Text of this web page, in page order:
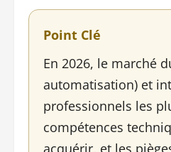
Point Clé
En 2026, le marché
automatisation) et
professionnels les
compétences
acquérir, et les